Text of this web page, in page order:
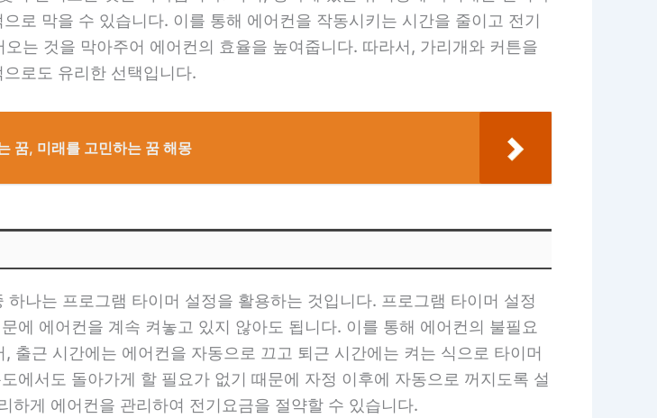
로 막을 수 있습니다. 이를 통해 에어컨을 작동시키는 시간을 줄이고 전기
는 것을 막아주어 에어컨의 효율을 높여줍니다. 따라서, 가리개와 커튼을
로도 유리한 선택입니다.
꿈, 미래를 고민하는 꿈 해몽
나는 프로그램 타이머 설정을 활용하는 것입니다. 프로그램 타이머 설정
에 에어컨을 계속 켜놓고 있지 않아도 됩니다. 이를 통해 에어컨의 불필요
출근 시간에는 에어컨을 자동으로 끄고 퇴근 시간에는 켜는 식으로 타이머
에서도 돌아가게 할 필요가 없기 때문에 자정 이후에 자동으로 꺼지도록 설
하게 에어컨을 관리하여 전기요금을 절약할 수 있습니다.